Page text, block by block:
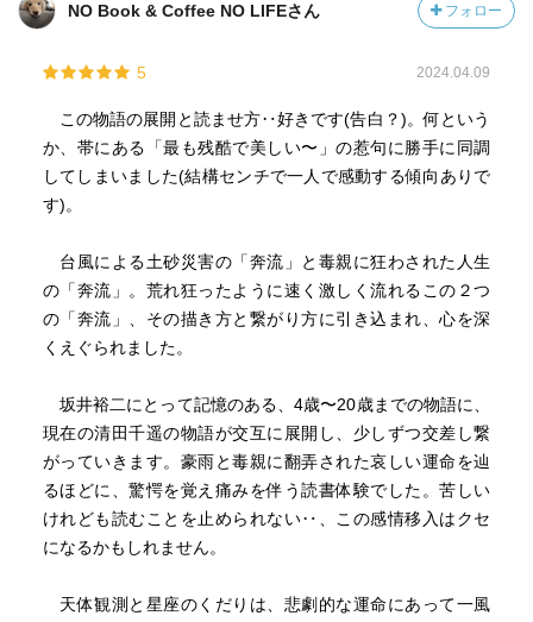
本体価格890円
NO Book & Coffee NO LIFEさん フォロー
5 2024.04.09
この物語の展開と読ませ方‥好きです(告白？)。何という
か、帯にある「最も残酷で美しい〜」の惹句に勝手に同調
してしまいました(結構センチで一人で感動する傾向ありで
す)。
台風による土砂災害の「奔流」と毒親に狂わされた人生
の「奔流」。荒れ狂ったように速く激しく流れるこの２つ
の「奔流」、その描き方と繋がり方に引き込まれ、心を深
くえぐられました。
坂井裕二にとって記憶のある、4歳〜20歳までの物語に、
現在の清田千遥の物語が交互に展開し、少しずつ交差し繋
がっていきます。豪雨と毒親に翻弄された哀しい運命を辿
るほどに、驚愕を覚え痛みを伴う読書体験でした。苦しい
けれども読むことを止められない‥、この感情移入はクセ
になるかもしれません。
天体観測と星座のくだりは、悲劇的な運命にあって一風